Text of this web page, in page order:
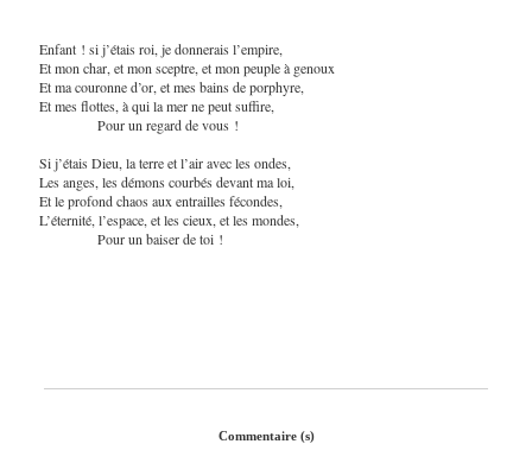
Enfant ! si j’étais roi, je donnerais l’empire,
Et mon char, et mon sceptre, et mon peuple à genoux
Et ma couronne d’or, et mes bains de porphyre,
Et mes flottes, à qui la mer ne peut suffire,
Pour un regard de vous !
Si j’étais Dieu, la terre et l’air avec les ondes,
Les anges, les démons courbés devant ma loi,
Et le profond chaos aux entrailles fécondes,
L’éternité, l’espace, et les cieux, et les mondes,
Pour un baiser de toi !
Commentaire (s)